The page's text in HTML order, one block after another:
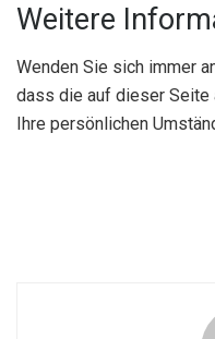
Weitere
Wenden Sie sich immer
dass die auf dieser Seite
Ihre persönlichen